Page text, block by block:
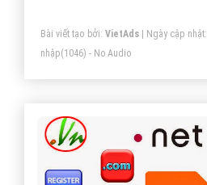
Bài viết tạo bởi: VietAds| Ngày cập nhật:
nhập(1046) - No Audio